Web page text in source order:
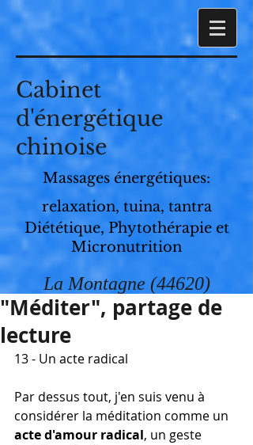
Cabinet
d'énergétique
chinoise
Massages énergétiques:
relaxation, tuina, tantra
Diététique, Phytothérapie et
Micronutrition
La Montagne (44620)
"Méditer", partage de
lecture
13 - Un acte radical
Par dessus tout, j'en suis venu à
considérer la méditation comme un
acte d'amour radical, un geste